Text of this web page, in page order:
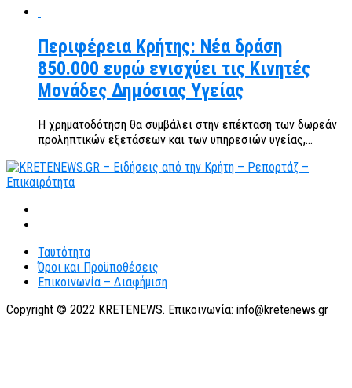
Περιφέρεια Κρήτης: Νέα δράση
850.000 ευρώ ενισχύει τις Κινητές
Μονάδες Δημόσιας Υγείας
Η χρηματοδότηση θα συμβάλει στην επέκταση των δωρεάν
προληπτικών εξετάσεων και των υπηρεσιών υγείας,...
Ταυτότητα
Όροι και Προϋποθέσεις
Επικοινωνία – Διαφήμιση
Copyright © 2022 KRETENEWS. Επικοινωνία: info@kretenews.gr